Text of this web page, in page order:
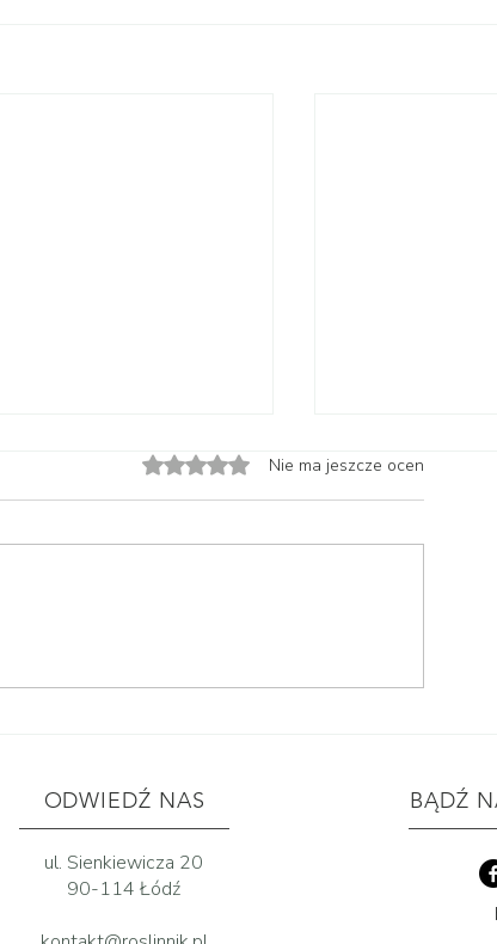
Oceniono na 0 z 5 gwiazdek.
Nie ma jeszcze ocen
ODWIEDŹ NAS
ul. Sienkiewicza 20
90-114 Łódź
BĄDŹ